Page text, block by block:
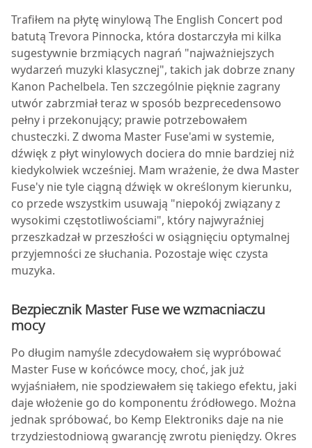
Trafiłem na płytę winylową The English Concert pod
batutą Trevora Pinnocka, która dostarczyła mi kilka
sugestywnie brzmiących nagrań "najważniejszych
wydarzeń muzyki klasycznej", takich jak dobrze znany
Kanon Pachelbela. Ten szczególnie pięknie zagrany
utwór zabrzmiał teraz w sposób bezprecedensowo
pełny i przekonujący; prawie potrzebowałem
chusteczki. Z dwoma Master Fuse'ami w systemie,
dźwięk z płyt winylowych dociera do mnie bardziej niż
kiedykolwiek wcześniej. Mam wrażenie, że dwa Master
Fuse'y nie tyle ciągną dźwięk w określonym kierunku,
co przede wszystkim usuwają "niepokój związany z
wysokimi częstotliwościami", który najwyraźniej
przeszkadzał w przeszłości w osiągnięciu optymalnej
przyjemności ze słuchania. Pozostaje więc czysta
muzyka.
Bezpiecznik Master Fuse we wzmacniaczu
mocy
Po długim namyśle zdecydowałem się wypróbować
Master Fuse w końcówce mocy, choć, jak już
wyjaśniałem, nie spodziewałem się takiego efektu, jaki
daje włożenie go do komponentu źródłowego. Można
jednak spróbować, bo Kemp Elektroniks daje na nie
trzydziestodniową gwarancję zwrotu pieniędzy. Okres